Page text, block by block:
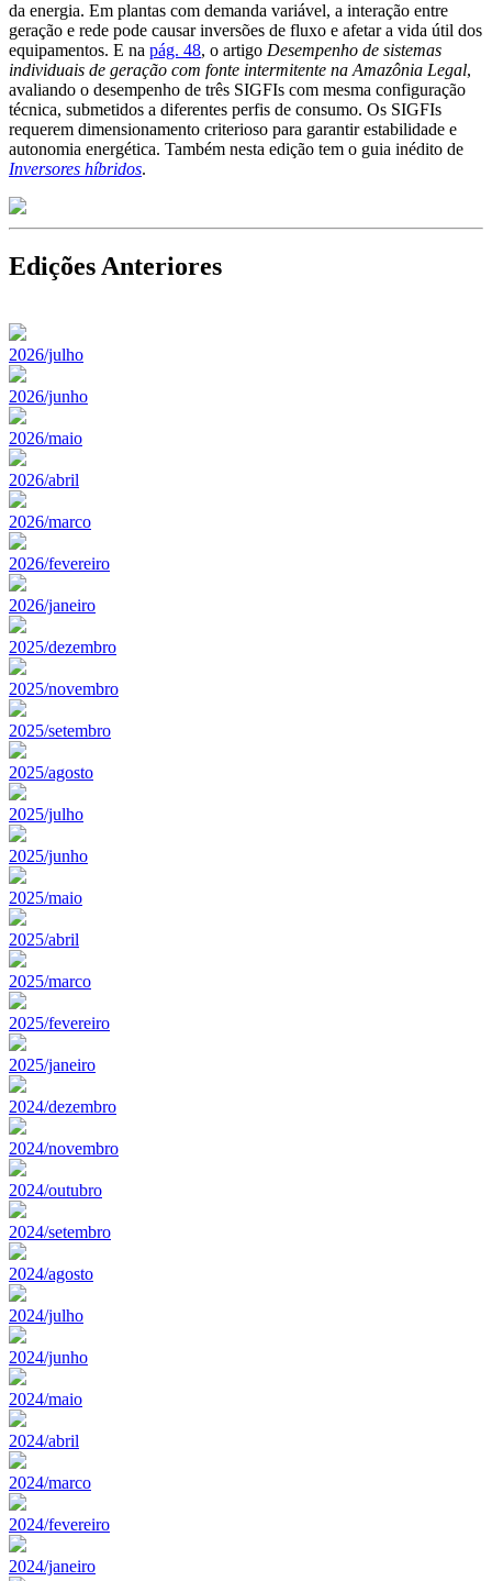
da energia. Em plantas com demanda variável, a interação entre
geração e rede pode causar inversões de fluxo e afetar a vida útil dos
equipamentos. E na pág. 48, o artigo Desempenho de sistemas
individuais de geração com fonte intermitente na Amazônia Legal,
avaliando o desempenho de três SIGFIs com mesma configuração
técnica, submetidos a diferentes perfis de consumo. Os SIGFIs
requerem dimensionamento criterioso para garantir estabilidade e
autonomia energética. Também nesta edição tem o guia inédito de
Inversores híbridos.
Edições Anteriores
2026/julho
2026/junho
2026/maio
2026/abril
2026/marco
2026/fevereiro
2026/janeiro
2025/dezembro
2025/novembro
2025/setembro
2025/agosto
2025/julho
2025/junho
2025/maio
2025/abril
2025/marco
2025/fevereiro
2025/janeiro
2024/dezembro
2024/novembro
2024/outubro
2024/setembro
2024/agosto
2024/julho
2024/junho
2024/maio
2024/abril
2024/marco
2024/fevereiro
2024/janeiro